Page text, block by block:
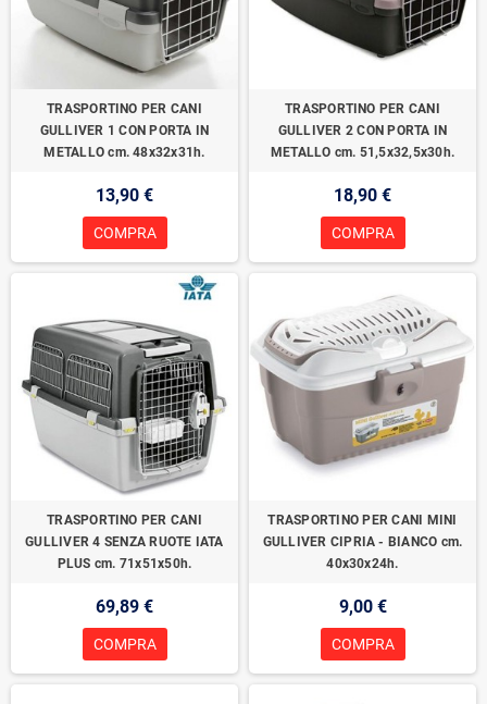
TRASPORTINO PER CANI
GULLIVER 1 CON PORTA IN
METALLO cm. 48x32x31h.
13,90 €
COMPRA
TRASPORTINO PER CANI
GULLIVER 2 CON PORTA IN
METALLO cm. 51,5x32,5x30h.
18,90 €
COMPRA
TRASPORTINO PER CANI
GULLIVER 4 SENZA RUOTE IATA
PLUS cm. 71x51x50h.
69,89 €
COMPRA
TRASPORTINO PER CANI MINI
GULLIVER CIPRIA - BIANCO cm.
40x30x24h.
9,00 €
COMPRA